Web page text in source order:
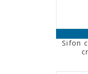
Sifon